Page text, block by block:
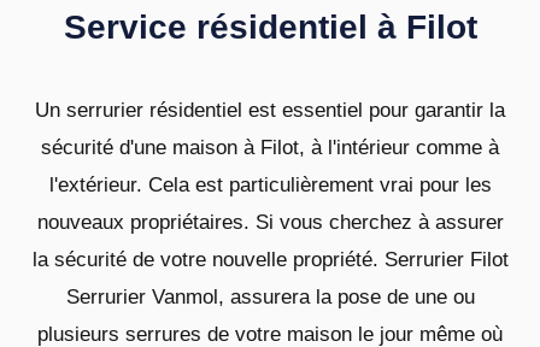
Service résidentiel à Filot
Un serrurier résidentiel est essentiel pour garantir la
sécurité d'une maison à Filot, à l'intérieur comme à
l'extérieur. Cela est particulièrement vrai pour les
nouveaux propriétaires. Si vous cherchez à assurer
la sécurité de votre nouvelle propriété. Serrurier Filot
Serrurier Vanmol, assurera la pose de une ou
plusieurs serrures de votre maison le jour même où